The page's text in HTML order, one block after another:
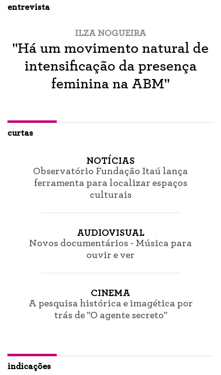
entrevista
ILZA NOGUEIRA
"Há um movimento natural de
intensificação da presença
feminina na ABM"
curtas
NOTÍCIAS
Observatório Fundação Itaú lança
ferramenta para localizar espaços
culturais
AUDIOVISUAL
Novos documentários - Música para
ouvir e ver
CINEMA
A pesquisa histórica e imagética por
trás de "O agente secreto"
indicações